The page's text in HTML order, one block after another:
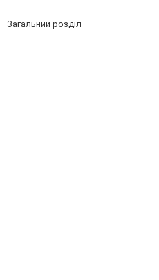
Загальний розділ